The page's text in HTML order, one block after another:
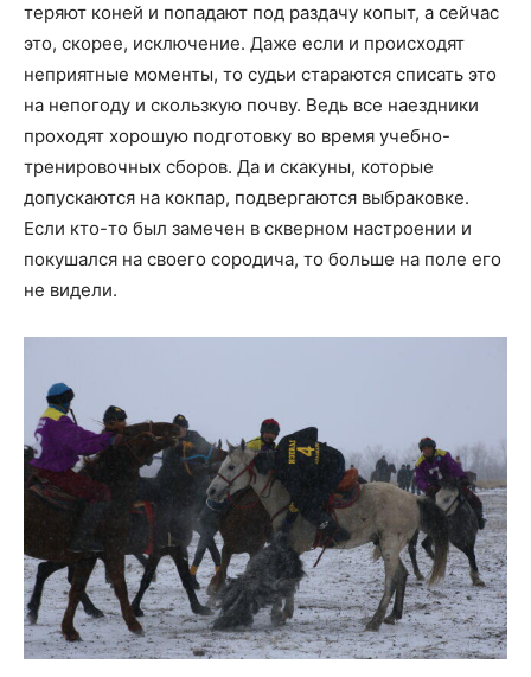
теряют коней и попадают под раздачу копыт, а сейчас
это, скорее, исключение. Даже если и происходят
неприятные моменты, то судьи стараются списать это
на непогоду и скользкую почву. Ведь все наездники
проходят хорошую подготовку во время учебно-
тренировочных сборов. Да и скакуны, которые
допускаются на кокпар, подвергаются выбраковке.
Если кто-то был замечен в скверном настроении и
покушался на своего сородича, то больше на поле его
не видели.